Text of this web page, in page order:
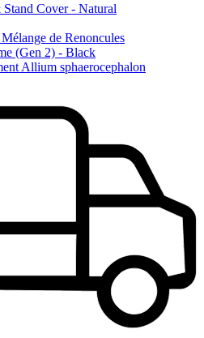
Cover - Natural
de Renoncules
(Gen 2) - Black
Allium sphaerocephalon